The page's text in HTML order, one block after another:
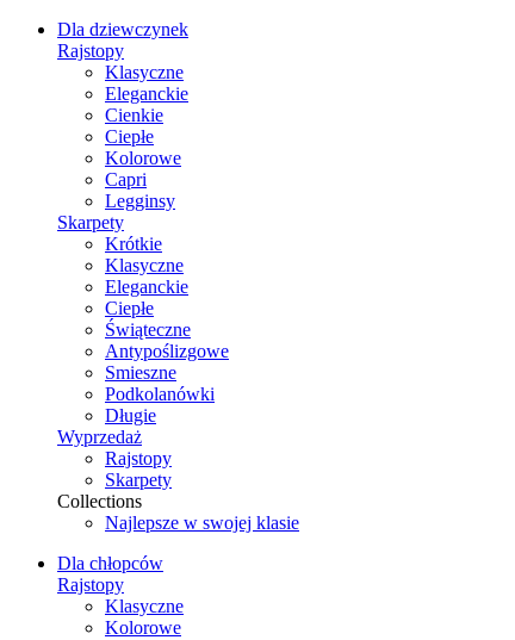
Dla dziewczynek
Rajstopy
Klasyczne
Eleganckie
Cienkie
Ciepłe
Kolorowe
Capri
Legginsy
Skarpety
Krótkie
Klasyczne
Eleganckie
Ciepłe
Świąteczne
Antypoślizgowe
Smieszne
Podkolanówki
Długie
Wyprzedaż
Rajstopy
Skarpety
Collections
Najlepsze w swojej klasie
Dla chłopców
Rajstopy
Klasyczne
Kolorowe